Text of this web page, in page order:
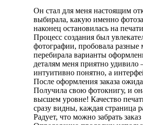
Он стал для меня настоящим
выбирала, какую именно
наконец остановилась на
Процесс создания был
фотографии, пробовала разные
перебирала варианты
деталям меня приятно удивило
интуитивно понятно, а
После оформления заказа
Получила свою фотокнигу, и
высшем уровне! Качество
сразу видны, каждая страница
Радует, что можно забрать